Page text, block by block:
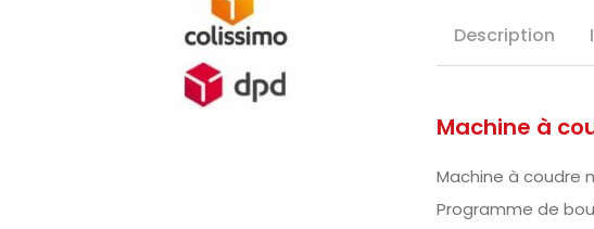
Description
Machine à
Machine à coudre
Programme de